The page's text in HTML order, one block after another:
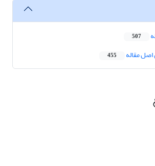
507
مقاله 455